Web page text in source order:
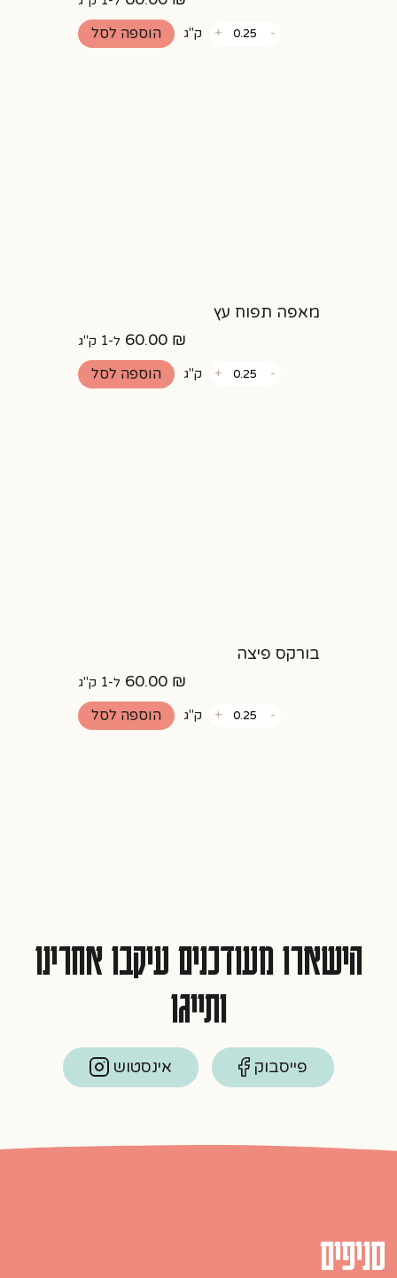
-כמות
של
+ ק"ג הוספה לסל
מאפה תפוח עץ
60.00 ₪ ל-1 ק"ג
-כמות
של
+ ק"ג הוספה לסל
בורקס פיצה
60.00 ₪ ל-1 ק"ג
-כמות
של
+ ק"ג הוספה לסל
הישארו מעודכנים עיקבו אחרינו
ותייגו
פייסבוק אינסטוש
סניפים